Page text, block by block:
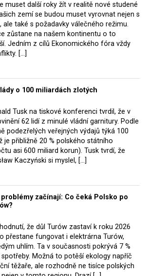
evropských fondů odečíst
na pokutách a 45 milionů eur
České republice – ale jak důl,
fungovaly. Už tehdy zástupci
dnes vládnoucí koalice, jako
platformy (PO) Rafał
že by se polská vláda měla
podřídit.
ministra spravedlnosti jistě potěší
ekology, ale i těžaře. Je těžké si
takové věci rozhodoval sám ministr
politický souhlas vládnoucí koalice.
argumenty Morawieckého vlády,
jsou – kromě zabezpečování cca 7 %
mixu – klíčovými podniky, spolu
společnostmi zaměstnávají cca pět
dolu a elektrárny nepřímo
desítek tisíc pracovních míst v
ale opět zvítězila.
ministra spravedlnosti jistě potěší
muset další roky žít v realitě nové studené
zemí se budou muset vyrovnat nejen s
ale také s požadavky válečného režimu.
zůstane na našem kontinentu o to
Jedním z cílů Ekonomického fóra vždy
[…]
o 100 miliardách zlotých
Tusk na tiskové konferenci tvrdil, že v
62 lidí z minulé vládní garnitury. Podle
podezřelých veřejných výdajů týká 100
přibližně 20 % polského státního
asi 600 miliard korun). Tusk tvrdí, že
Kaczyński si myslel, […]
začínají: Co čeká Polsko po
že důl Turów zastaví k roku 2026
přestane fungovat i elektrárna Turów,
uhlím. Ta v současnosti pokrývá 7 %
Možná to potěší ekology napříč
těžaře, ale rozhodně ne tisíce polských